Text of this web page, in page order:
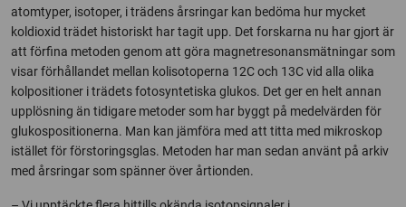
atomtyper, isotoper, i trädens årsringar kan bedöma hur mycket
koldioxid trädet historiskt har tagit upp. Det forskarna nu har gjort är
att förfina metoden genom att göra magnetresonansmätningar som
visar förhållandet mellan kolisotoperna 12C och 13C vid alla olika
kolpositioner i trädets fotosyntetiska glukos. Det ger en helt annan
upplösning än tidigare metoder som har byggt på medelvärden för
glukospositionerna. Man kan jämföra med att titta med mikroskop
istället för förstoringsglas. Metoden har man sedan använt på arkiv
med årsringar som spänner över årtionden.